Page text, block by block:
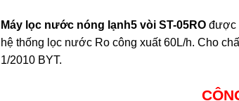
Máy lọc nước nóng lạnh5 vòi ST-05RO được
hệ thống lọc nước Ro công xuất 60L/h. Cho
1/2010 BYT.